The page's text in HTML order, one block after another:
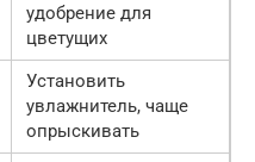
удобрение для
цветущих
Установить
увлажнитель, чаще
опрыскивать